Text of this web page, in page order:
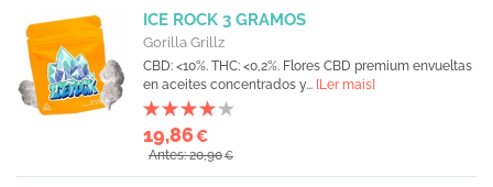
ICE ROCK 3 GRAMOS
Gorilla Grillz
CBD: <10%. THC: <0,2%. Flores CBD premium envueltas
en aceites concentrados y... [Ler mais]
19,86€
Antes: 20,90€